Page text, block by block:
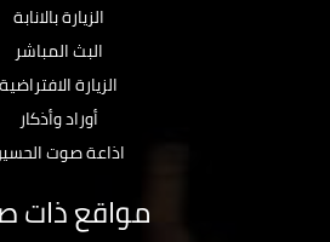
الزيارة بالانابة
البث المباشر
الزيارة الافتراضية
أوراد وأذكار
اذاعة صوت
مواقع ذات